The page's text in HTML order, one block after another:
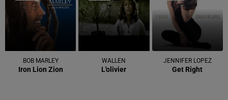
BOB MARLEY
Iron Lion Zion
WALLEN
L'olivier
JENNIFER LOPEZ
Get Right